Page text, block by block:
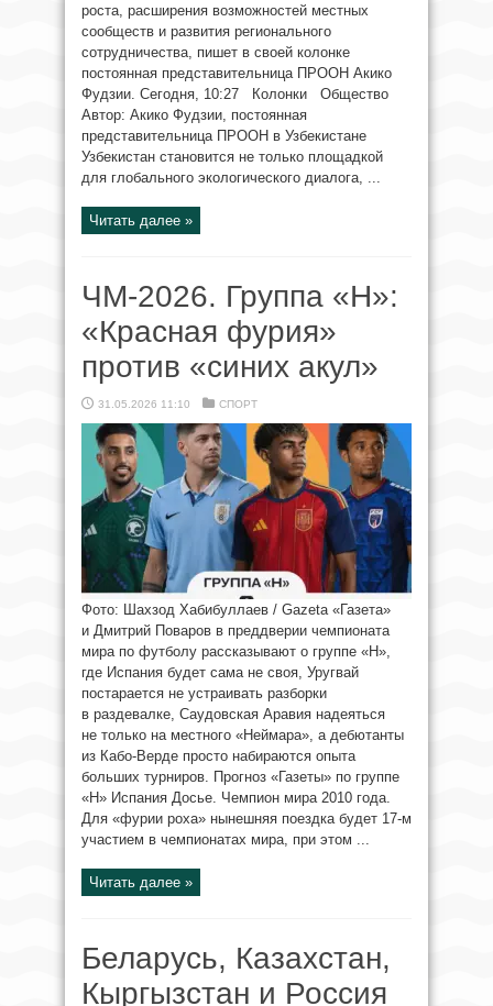
роста, расширения возможностей местных
сообществ и развития регионального
сотрудничества, пишет в своей колонке
постоянная представительница ПРООН Акико
Фудзии. Сегодня, 10:27 Колонки Общество
Автор: Акико Фудзии, постоянная
представительница ПРООН в Узбекистане
Узбекистан становится не только площадкой
для глобального экологического диалога, ...
Читать далее »
ЧМ-2026. Группа «H»:
«Красная фурия»
против «синих акул»
31.05.2026 11:10 СПОРТ
Фото: Шахзод Хабибуллаев / Gazeta «Газета»
и Дмитрий Поваров в преддверии чемпионата
мира по футболу рассказывают о группе «H»,
где Испания будет сама не своя, Уругвай
постарается не устраивать разборки
в раздевалке, Саудовская Аравия надеяться
не только на местного «Неймара», а дебютанты
из Кабо-Верде просто набираются опыта
больших турниров. Прогноз «Газеты» по группе
«H» Испания Досье. Чемпион мира 2010 года.
Для «фурии роха» нынешняя поездка будет 17-м
участием в чемпионатах мира, при этом ...
Читать далее »
Беларусь, Казахстан,
Кыргызстан и Россия